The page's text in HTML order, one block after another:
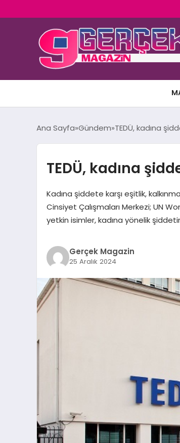
Ana Sayfa Gündem TEDÜ, kadına
TEDÜ, kadına
Kadına şiddete karşı eşitlik,
Cinsiyet Çalışmaları Merkezi; UN
yetkin isimler, kadına yönelik
Gerçek Magazin
25 Aralık 2024